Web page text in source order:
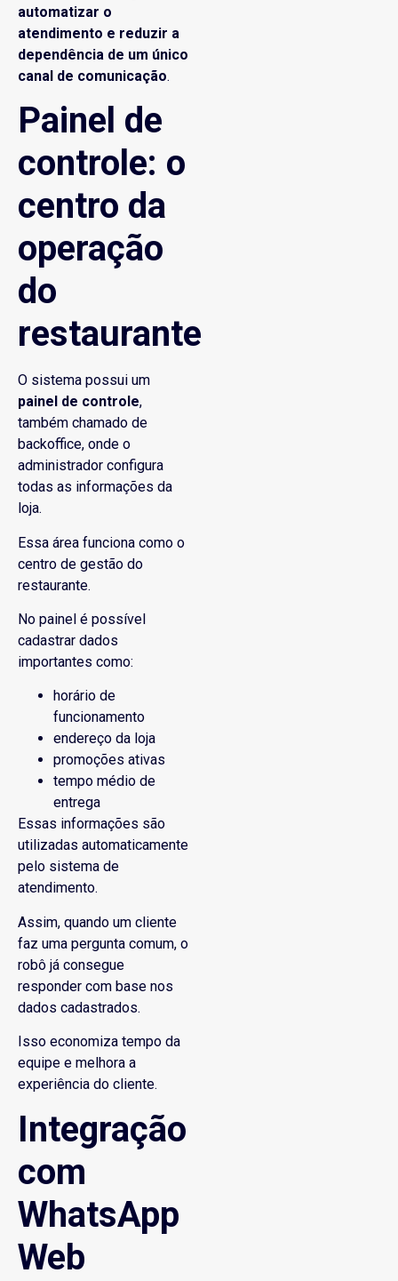
automatizar o
atendimento e reduzir a
dependência de um único
canal de comunicação.
Painel de
controle: o
centro da
operação
do
restaurante
O sistema possui um
painel de controle,
também chamado de
backoffice, onde o
administrador configura
todas as informações da
loja.
Essa área funciona como o
centro de gestão do
restaurante.
No painel é possível
cadastrar dados
importantes como:
horário de
funcionamento
endereço da loja
promoções ativas
tempo médio de
entrega
Essas informações são
utilizadas automaticamente
pelo sistema de
atendimento.
Assim, quando um cliente
faz uma pergunta comum, o
robô já consegue
responder com base nos
dados cadastrados.
Isso economiza tempo da
equipe e melhora a
experiência do cliente.
Integração
com
WhatsApp
Web